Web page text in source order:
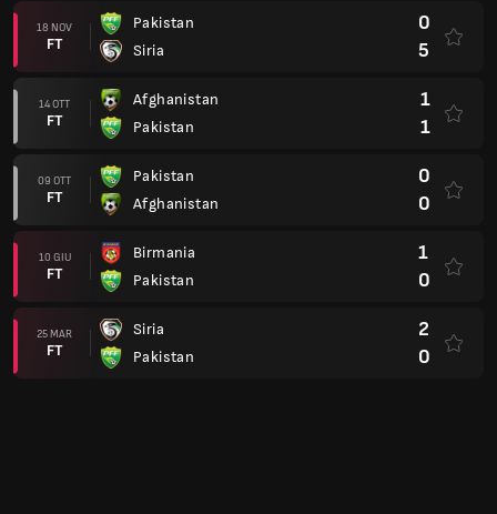
18 NOV
FT
Pakistan
Siria
0
5
14 OTT
FT
Afghanistan
Pakistan
1
1
09 OTT
FT
Pakistan
Afghanistan
0
0
10 GIU
FT
Birmania
Pakistan
1
0
25 MAR
FT
Siria
Pakistan
2
0